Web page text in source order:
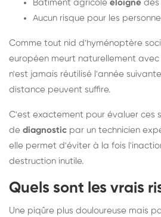
Bâtiment agricole éloigné des
Aucun risque pour les
Comme tout nid d'hyménoptère
européen meurt naturellement
n'est jamais réutilisé l'année
distance peuvent suffire.
C'est exactement pour évaluer ces
de diagnostic par un technicien
elle permet d'éviter à la fois
destruction inutile.
Quels sont les vrais
Une piqûre plus douloureuse mais